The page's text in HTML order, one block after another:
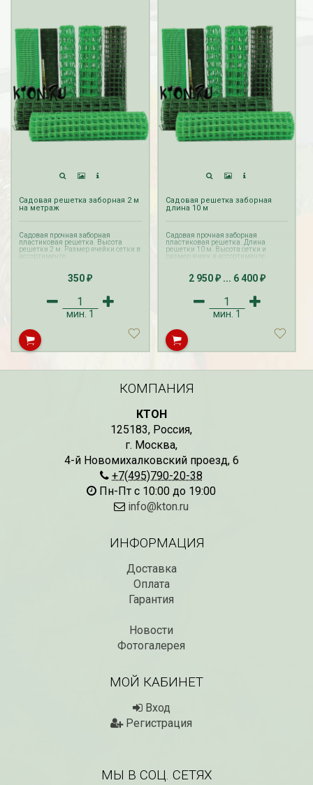
Рассада Незабудка
Садовая решетка заборная 2 м
на метраж
Садовая прочная заборная
пластиковая решетка. Высота
решетки 2 м. Размер ячейки сетки в
ассортименте.
350₽
мин. 1
Садовая решетка заборная
длина 10 м
Садовая прочная заборная
пластиковая решетка. Длина
решетки 10 м. Высота сетки и
размер ячеек в ассортименте.
2 950 ₽... 6 400 ₽
мин. 1
КОМПАНИЯ
КТОН
125183, Россия,
г. Москва,
4-й Новомихалковский проезд, 6
+7(495)790-20-38
Пн-Пт с 10:00 до 19:00
info@kton.ru
ИНФОРМАЦИЯ
Доставка
Оплата
Гарантия
Новости
Фотогалерея
МОЙ КАБИНЕТ
Вход
Регистрация
МЫ В СОЦ. СЕТЯХ